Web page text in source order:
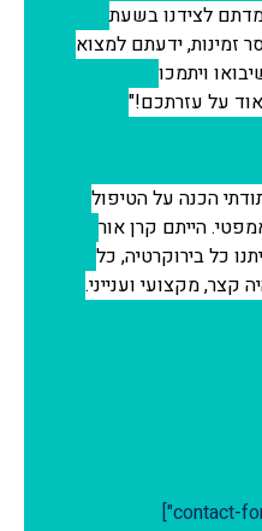
לצידנו בשעת
ידעתם למצוא
ויתמכו
על עזרתכם!
הכנה על הטיפול
הייתם קרן אור
בירוקרטיה, כל
מקצועי וענייני.